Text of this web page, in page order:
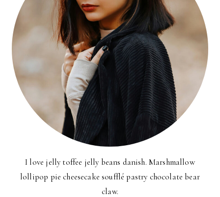
I love jelly toffee jelly beans danish. Marshmallow
lollipop pie cheesecake soufflé pastry chocolate bear
claw.